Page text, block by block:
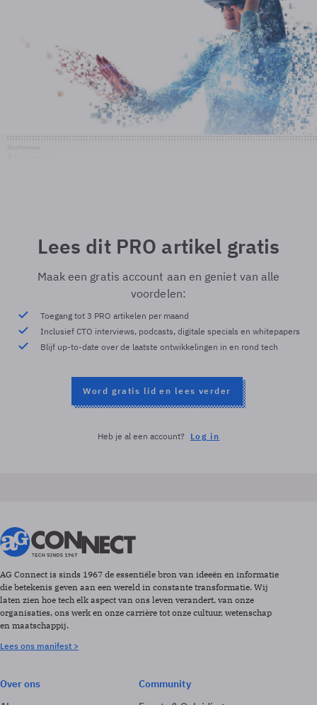
Lees dit PRO artikel gratis
Maak een gratis account aan en geniet van alle
voordelen:
Toegang tot 3 PRO artikelen per maand
Inclusief CTO interviews, podcasts, digitale specials en whitepapers
Blijf up-to-date over de laatste ontwikkelingen in en rond tech
Word gratis lid en lees verder
Heb je al een account? Log in
AG Connect is sinds 1967 de essentiële bron van ideeën en informatie
die betekenis geven aan een wereld in constante transformatie. Wij
laten zien hoe tech elk aspect van ons leven verandert, van onze
organisaties, ons werk en onze carrière tot onze cultuur, wetenschap
en maatschappij.
Lees ons manifest >
Over ons
Community